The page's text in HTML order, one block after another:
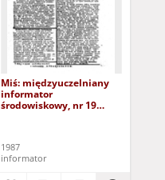
Miś: międzyuczelniany
informator
środowiskowy, nr 19
1987
informator